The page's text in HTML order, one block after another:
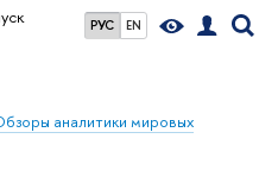
РУС EN
аналитики мировых